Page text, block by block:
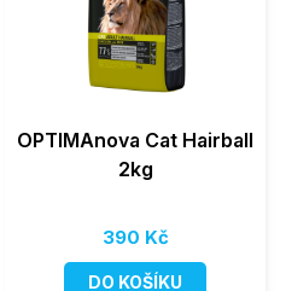
OPTIMAnova Cat Hairball
2kg
390 Kč
DO KOŠÍKU